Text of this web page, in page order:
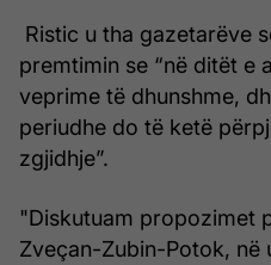
Ristic u tha gazetarëve
premtimin se “në ditët e
veprime të dhunshme,
periudhe do të ketë
zgjidhje”.
"Diskutuam propozimet
Zveçan-Zubin-Potok, në